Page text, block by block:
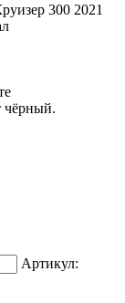
300 2021
чёрный.
Артикул: